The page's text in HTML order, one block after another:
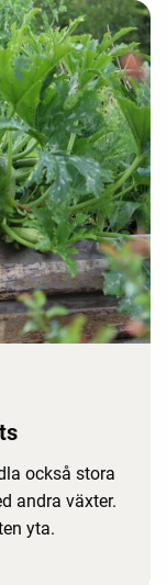
också stora
andra växter.
yta.